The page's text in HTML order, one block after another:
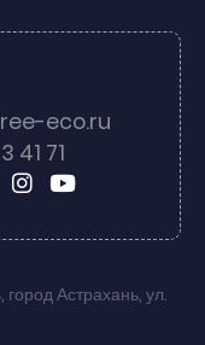
eco.ru
41 71
, город Астрахань, ул.